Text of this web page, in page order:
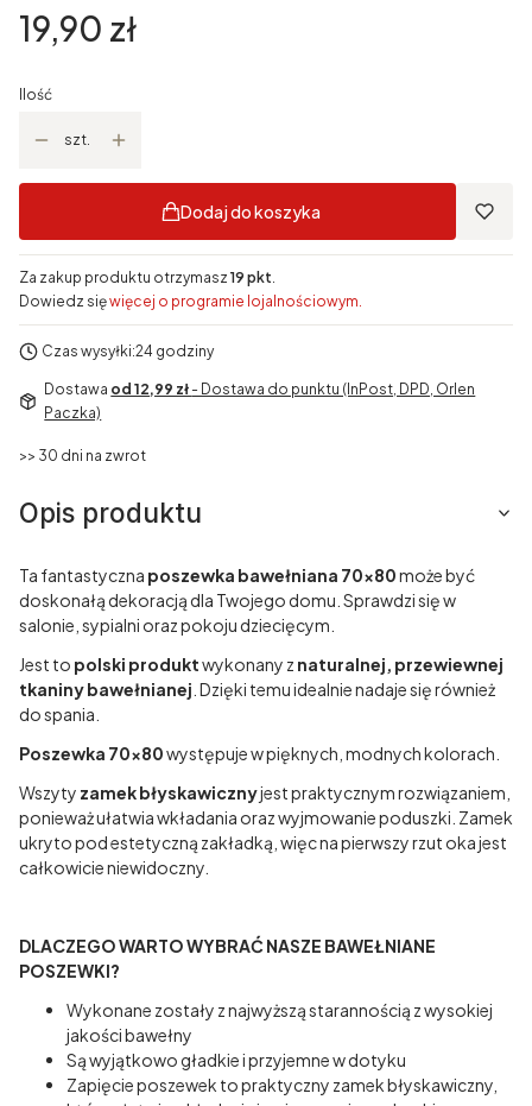
Cena
19,90 zł
Ilość
szt.
Dodaj do koszyka
Za zakup produktu otrzymasz 19 pkt.
Dowiedz sięwięcej o programie lojalnościowym.
Czas wysyłki:24 godziny
Dostawa od 12,99 zł - Dostawa do punktu (InPost, DPD, Orlen
Paczka)
>> 30 dni na zwrot
Opis produktu
Ta fantastyczna poszewka bawełniana 70x80może być
doskonałą dekoracją dla Twojego domu. Sprawdzi się w
salonie, sypialni oraz pokoju dziecięcym.
Jest to polski produktwykonany z naturalnej, przewiewnej
tkaniny bawełnianej . Dzięki temu idealnie nadaje się również
do spania.
Poszewka 70x80występuje w pięknych, modnych kolorach.
Wszyty zamek błyskawicznyjest praktycznym rozwiązaniem,
ponieważ ułatwia wkładania oraz wyjmowanie poduszki. Zamek
ukryto pod estetyczną zakładką, więc na pierwszy rzut oka jest
całkowicie niewidoczny.
DLACZEGO WARTO WYBRAĆ NASZE BAWEŁNIANE
POSZEWKI?
Wykonane zostały z najwyższą starannością z wysokiej
jakości bawełny
Są wyjątkowo gładkie i przyjemne w dotyku
Zapięcie poszewek to praktyczny zamek błyskawiczny,